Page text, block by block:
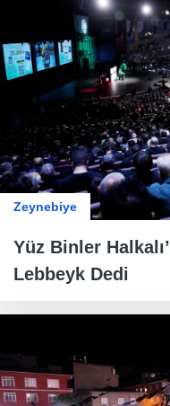
Zeynebiye
Yüz Binler
Lebbeyk Dedi